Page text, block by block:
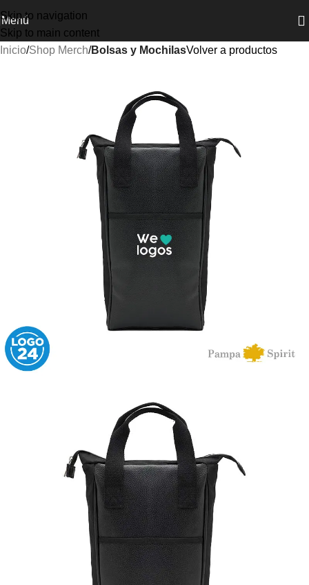
Skip to navigation
Skip to main content
Menú
Inicio Shop Merch Bolsas y MochilasVolver a productos